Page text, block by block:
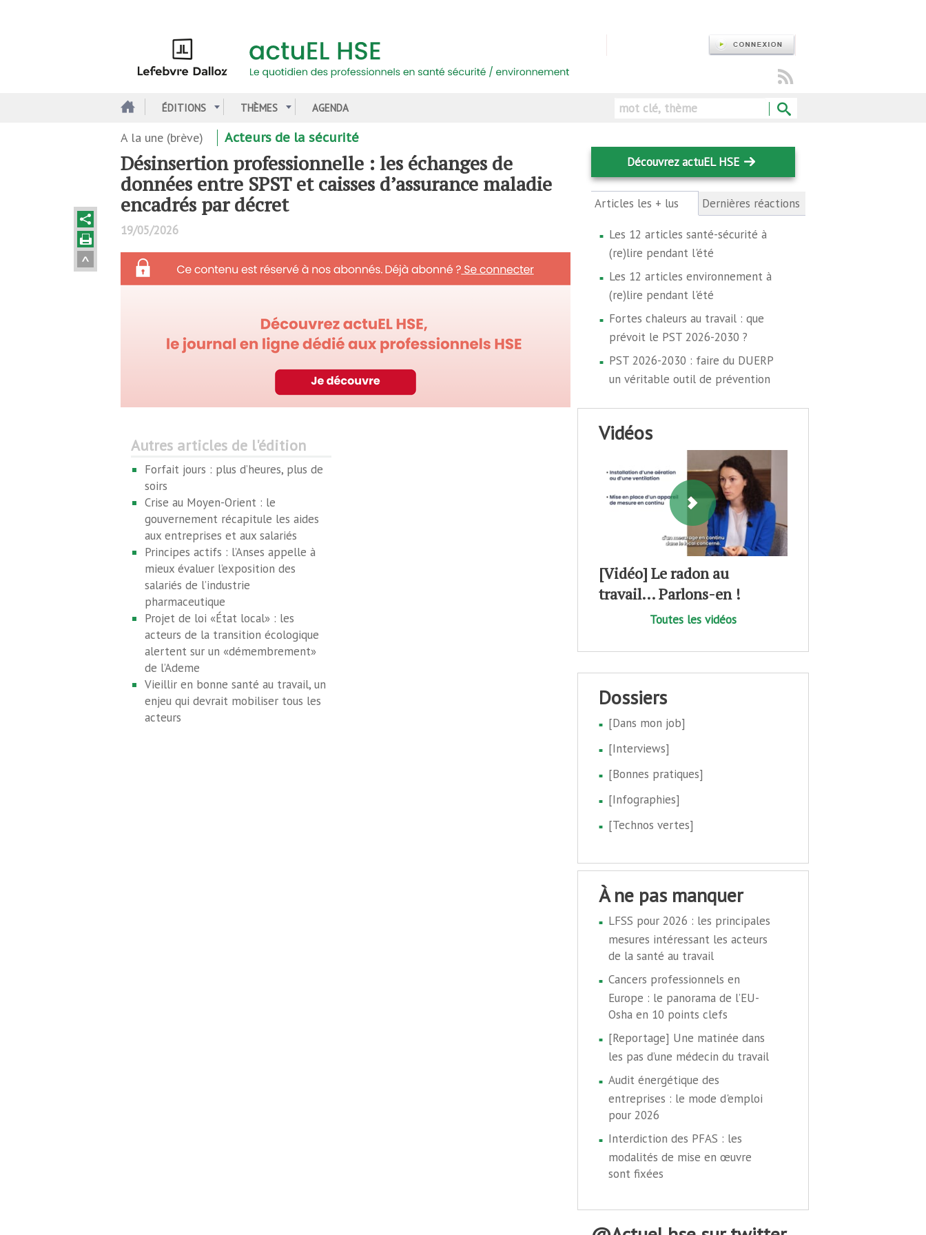
ÉDITIONS THÈMES AGENDA Rechercher
A la une (brève) Acteurs de la sécurité
Désinsertion professionnelle : les échanges de
données entre SPST et caisses d’assurance maladie
encadrés par décret
19/05/2026
Autres articles de l'édition
Forfait jours : plus d’heures, plus de
soirs
Crise au Moyen-Orient : le
gouvernement récapitule les aides
aux entreprises et aux salariés
Principes actifs : l’Anses appelle à
mieux évaluer l’exposition des
salariés de l’industrie
pharmaceutique
Projet de loi «État local» : les
acteurs de la transition écologique
alertent sur un «démembrement»
de l’Ademe
Vieillir en bonne santé au travail, un
enjeu qui devrait mobiliser tous les
acteurs
Découvrez actuEL HSE
Articles les + lus (onglet
actif)
Dernières réactions
Les 12 articles santé-sécurité à
(re)lire pendant l'été
Les 12 articles environnement à
(re)lire pendant l'été
Fortes chaleurs au travail : que
prévoit le PST 2026-2030 ?
PST 2026-2030 : faire du DUERP
un véritable outil de prévention
vidéos
[Vidéo] Le radon au
travail… Parlons-en !
Toutes les vidéos
dossiers
[Dans mon job]
[Interviews]
[Bonnes pratiques]
[Infographies]
[Technos vertes]
à ne pas manquer
LFSS pour 2026 : les principales
mesures intéressant les acteurs
de la santé au travail
Cancers professionnels en
Europe : le panorama de l’EU-
Osha en 10 points clefs
[Reportage] Une matinée dans
les pas d’une médecin du travail
Audit énergétique des
entreprises : le mode d'emploi
pour 2026
Interdiction des PFAS : les
modalités de mise en œuvre
sont fixées